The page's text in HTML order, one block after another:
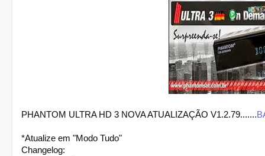
PHANTOM ULTRA HD 3 NOVA ATUALIZAÇÃO V1.2.79.......
*Atualize em "Modo Tudo"
Changelog: